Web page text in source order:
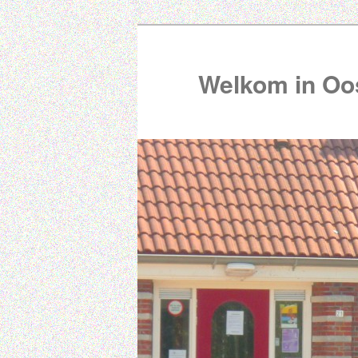
Welkom in